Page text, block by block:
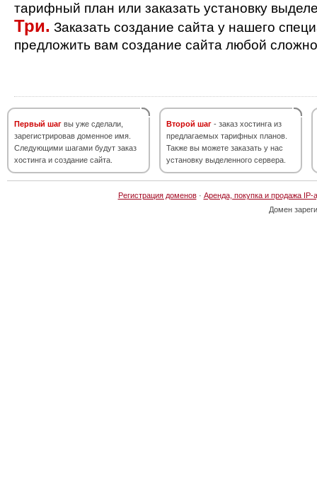
тарифный план или заказать установку
Три. Заказать создание сайта у нашего
предложить вам создание сайта любой
Первый шаг вы уже сделали,
зарегистрировав доменное имя.
Следующими шагами будут заказ
хостинга и создание сайта.
Второй шаг - заказ хостинга из
предлагаемых тарифных планов.
Также вы можете заказать у нас
установку выделенного сервера.
Регистрация доменов· Аренда, покупка и продажа IP-
Домен